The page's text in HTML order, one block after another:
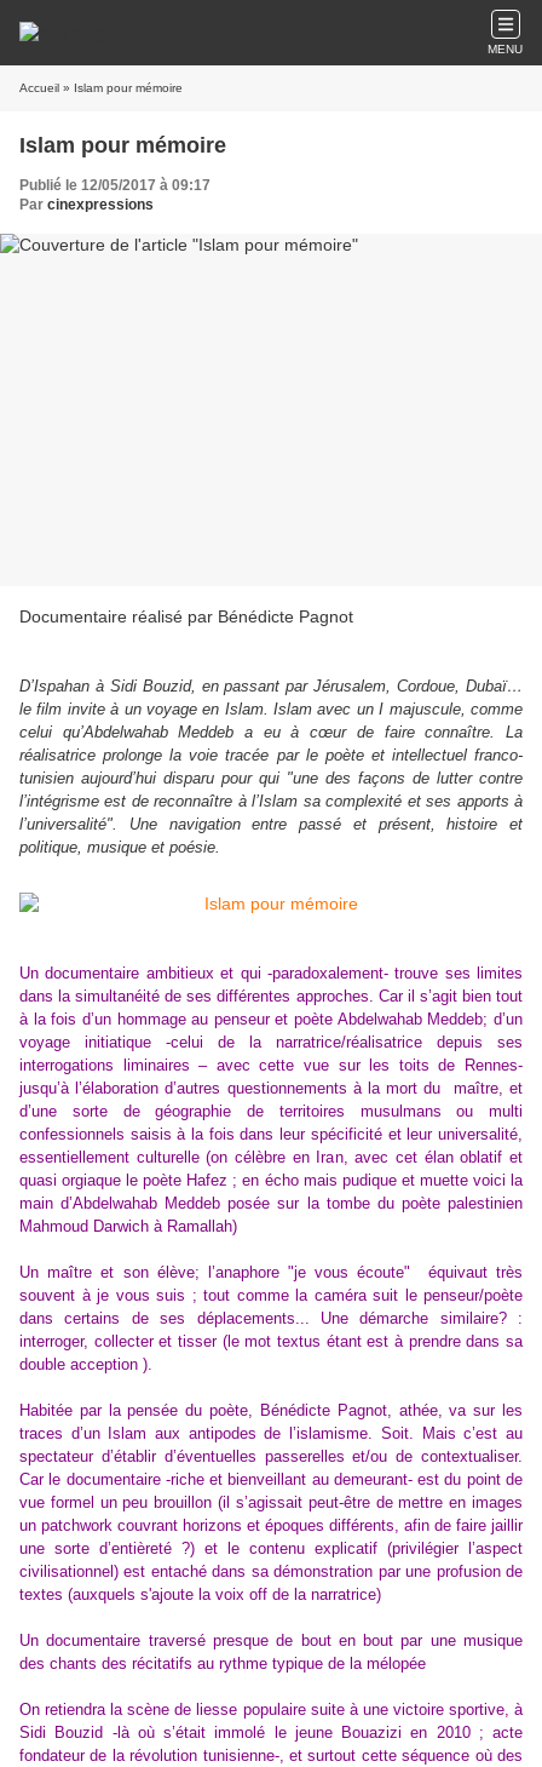
MENU
Accueil » Islam pour mémoire
Islam pour mémoire
Publié le 12/05/2017 à 09:17
Par cinexpressions
Documentaire réalisé par Bénédicte Pagnot
D’Ispahan à Sidi Bouzid, en passant par Jérusalem, Cordoue, Dubaï…
le film invite à un voyage en Islam. Islam avec un I majuscule, comme
celui qu’Abdelwahab Meddeb a eu à cœur de faire connaître. La
réalisatrice prolonge la voie tracée par le poète et intellectuel franco-
tunisien aujourd’hui disparu pour qui "une des façons de lutter contre
l’intégrisme est de reconnaître à l’Islam sa complexité et ses apports à
l’universalité". Une navigation entre passé et présent, histoire et
politique, musique et poésie.
Un documentaire ambitieux et qui -paradoxalement- trouve ses limites
dans la simultanéité de ses différentes approches. Car il s’agit bien tout
à la fois d’un hommage au penseur et poète Abdelwahab Meddeb; d’un
voyage initiatique -celui de la narratrice/réalisatrice depuis ses
interrogations liminaires – avec cette vue sur les toits de Rennes-
jusqu’à l’élaboration d’autres questionnements à la mort du maître, et
d’une sorte de géographie de territoires musulmans ou multi
confessionnels saisis à la fois dans leur spécificité et leur universalité,
essentiellement culturelle (on célèbre en Iran, avec cet élan oblatif et
quasi orgiaque le poète Hafez ; en écho mais pudique et muette voici la
main d’Abdelwahab Meddeb posée sur la tombe du poète palestinien
Mahmoud Darwich à Ramallah)
Un maître et son élève; l’anaphore "je vous écoute" équivaut très
souvent à je vous suis ; tout comme la caméra suit le penseur/poète
dans certains de ses déplacements... Une démarche similaire? :
interroger, collecter et tisser (le mot textus étant est à prendre dans sa
double acception ).
Habitée par la pensée du poète, Bénédicte Pagnot, athée, va sur les
traces d’un Islam aux antipodes de l’islamisme. Soit. Mais c’est au
spectateur d’établir d’éventuelles passerelles et/ou de contextualiser.
Car le documentaire -riche et bienveillant au demeurant- est du point de
vue formel un peu brouillon (il s’agissait peut-être de mettre en images
un patchwork couvrant horizons et époques différents, afin de faire jaillir
une sorte d’entièreté ?) et le contenu explicatif (privilégier l’aspect
civilisationnel) est entaché dans sa démonstration par une profusion de
textes (auxquels s'ajoute la voix off de la narratrice)
Un documentaire traversé presque de bout en bout par une musique
des chants des récitatifs au rythme typique de la mélopée
On retiendra la scène de liesse populaire suite à une victoire sportive, à
Sidi Bouzid -là où s’était immolé le jeune Bouazizi en 2010 ; acte
fondateur de la révolution tunisienne-, et surtout cette séquence où des